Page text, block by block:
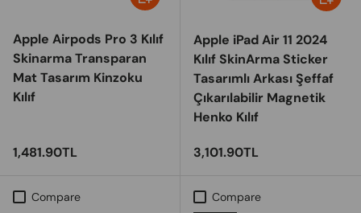
Apple Airpods Pro 3 Kılıf
Skinarma Transparan
Mat Tasarım Kinzoku
Kılıf
Regular price
1,481.90TL
Apple iPad Air 11 2024
Kılıf SkinArma Sticker
Tasarımlı Arkası Şeffaf
Çıkarılabilir Magnetik
Henko Kılıf
Regular price
3,101.90TL
Compare Compare